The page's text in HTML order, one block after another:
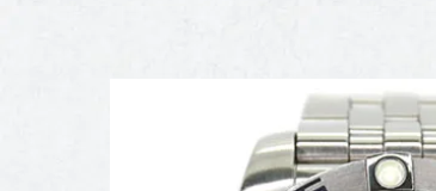
シャネル
Jaeger LeCoultre
ジャガールクルト